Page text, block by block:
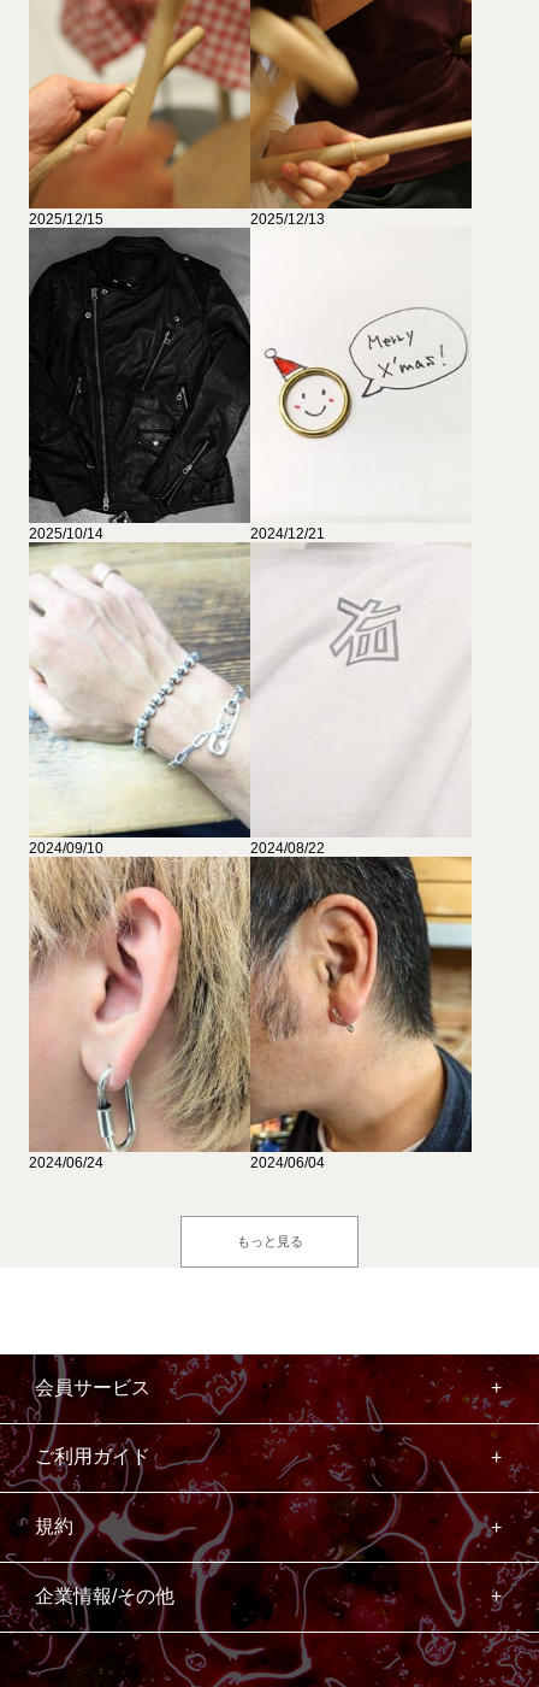
2025/12/15 2025/12/13
2025/10/14 2024/12/21
2024/09/10 2024/08/22
2024/06/24 2024/06/04
もっと見る
会員サービス
ご利用ガイド
規約
企業情報/その他